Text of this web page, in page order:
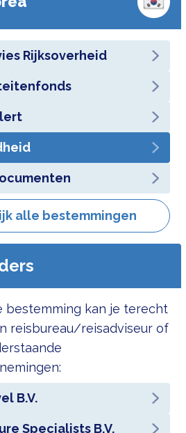
Rijksoverheid
alle bestemmingen
bestemming kan je terecht
reisbureau/reisadviseur of
B.V.
Specialists B.V.